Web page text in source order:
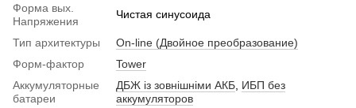
Форма вых.
Напряжения
Чистая синусоида
Тип архитектуры
On-line (Двойное преобразование)
Форм-фактор
Tower
Аккумуляторные
батареи
ДБЖ із зовнішніми АКБ ИБП без
аккумуляторов